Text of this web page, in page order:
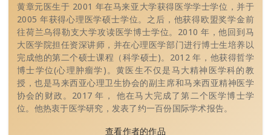
黄章元医生于 2001 年在马来亚大学获得医学学士学位，并于
2005 年获得心理医学硕士学位。之后，他获得欧盟奖学金前
往荷兰乌得勒支大学攻读医学博士学位。2010 年，他回到马
大医学院担任资深讲师，并在心理医学部门进行博士生培养以
完成他的第二个硕士课程（科学硕士)。2012 年，他获得哲学
博士学位(心理肿瘤学)。黄医生不仅是马大精神医学科的教
授，也是马来西亚心理卫生协会的副主席和马来西亚精神医学
协会的财政。2017 年， 他在马大完成了第二个医学博士学
位。他热衷于医学研究，发表了约一百份国际学术报告。
查看作者的作品